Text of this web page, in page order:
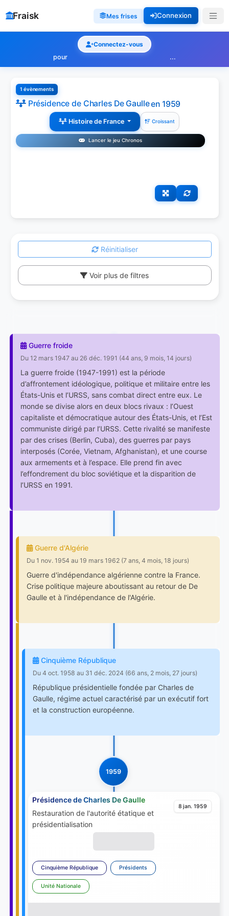
Fraisk Mes frises Connexion
Connectez-vous
pour
...
1 évènements
Présidence de Charles De Gaulleen 1959
Histoire de France Croissant
Lancer le jeu Chronos
Réinitialiser
Voir plus de filtres
Guerre froide
Du 12 mars 1947 au 26 déc. 1991 (44 ans, 9 mois, 14 jours)
La guerre froide (1947-1991) est la période
d’affrontement idéologique, politique et militaire entre les
États-Unis et l’URSS, sans combat direct entre eux. Le
monde se divise alors en deux blocs rivaux : l’Ouest
capitaliste et démocratique autour des États-Unis, et l’Est
communiste dirigé par l’URSS. Cette rivalité se manifeste
par des crises (Berlin, Cuba), des guerres par pays
interposés (Corée, Vietnam, Afghanistan), et une course
aux armements et à l’espace. Elle prend fin avec
l’effondrement du bloc soviétique et la disparition de
l’URSS en 1991.
Guerre d'Algérie
Du 1 nov. 1954 au 19 mars 1962 (7 ans, 4 mois, 18 jours)
Guerre d'indépendance algérienne contre la France.
Crise politique majeure aboutissant au retour de De
Gaulle et à l'indépendance de l'Algérie.
Cinquième République
Du 4 oct. 1958 au 31 déc. 2024 (66 ans, 2 mois, 27 jours)
République présidentielle fondée par Charles de
Gaulle, régime actuel caractérisé par un exécutif fort
et la construction européenne.
1959
8 jan. 1959
Présidence de Charles De Gaulle
Restauration de l'autorité étatique et
présidentialisation
Cinquième République Présidents
Unité Nationale